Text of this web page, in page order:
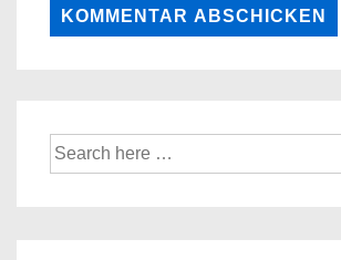
Suche
nach: